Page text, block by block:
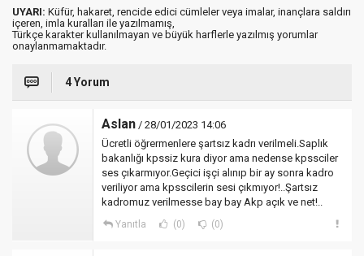
UYARI: Küfür, hakaret, rencide edici cümleler veya imalar, inançlara saldırı
içeren, imla kuralları ile yazılmamış,
Türkçe karakter kullanılmayan ve büyük harflerle yazılmış yorumlar
onaylanmamaktadır.
4 Yorum
Aslan / 28/01/2023 14:06
Ücretli öğrermenlere şartsız kadrı verilmeli.Saplık
bakanlığı kpssiz kura diyor ama nedense kpssciler
ses çıkarmıyor.Geçici işçi alınıp bir ay sonra kadro
veriliyor ama kpsscilerin sesi çıkmıyor!..Şartsız
kadromuz verilmesse bay bay Akp açık ve net!..
Yanıtla (0) (0)